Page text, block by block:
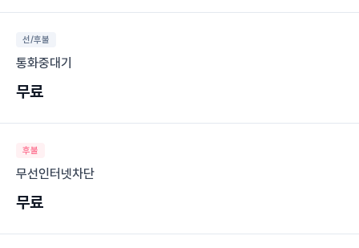
선/후불
통화중대기
무료
후불
무선인터넷차단
무료